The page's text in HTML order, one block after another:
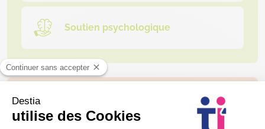
Soutien psychologique